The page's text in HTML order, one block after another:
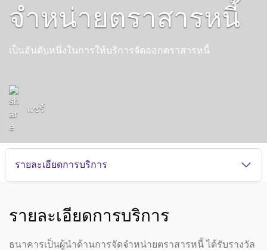
จำหน่ายตราสารหนี้
เป็นอันดับหนึ่งในการให้บริการจัดออกตราสารหนี้
แชร์
รายละเอียดการบริการ
รายละเอียดการบริการ
ธนาคารเป็นผู้นำด้านการจัดจำหน่ายตราสารหนี้ ได้รับรางวัล